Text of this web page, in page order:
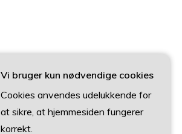
Vi bruger kun nødvendige cookies
Cookies anvendes udelukkende for
at sikre, at hjemmesiden fungerer
korrekt.